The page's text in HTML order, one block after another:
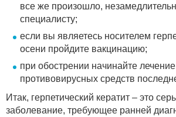
все же произошло,
специалисту;
если вы являетесь носителем
осени пройдите вакцинацию;
при обострении начинайте
противовирусных средств
Итак, герпетический кератит – это
заболевание, требующее ранней